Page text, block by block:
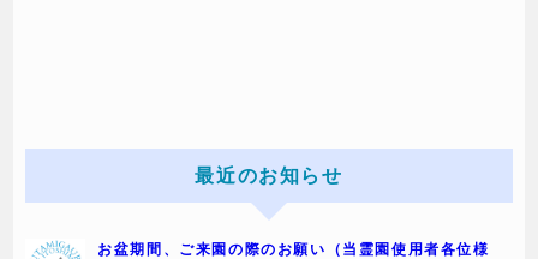
最近のお知らせ
お盆期間、ご来園の際のお願い（当霊園使用者各位様